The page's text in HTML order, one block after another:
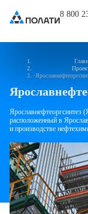
8 800
расположенный в
и производстве